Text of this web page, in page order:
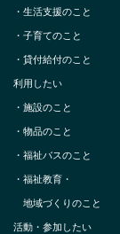
・ 生活支援のこと
・ 子育てのこと
・ 貸付給付のこと
利用したい
・ 施設のこと
・ 物品のこと
・ 福祉バスのこと
・ 福祉教育・
地域づくりのこと
活動・参加したい